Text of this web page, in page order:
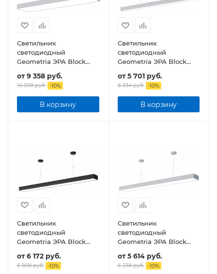
Светильник
светодиодный
Geometria ЭРА Block
4000К 7200Лм IP40
1200*300*60 подвесной
от9 358 руб.
10 398 руб. -10%
В корзину
Светильник
светодиодный
Geometria ЭРА Block
4000К 1750Лм IP40
1200*70*50 подвесной
от5 701 руб.
6 334 руб. -10%
В корзину
Светильник
светодиодный
Geometria ЭРА Block
4000К 3100Лм IP40
1200*100*50 подвесной
от6 172 руб.
6 858 руб. -10%
Светильник
светодиодный
Geometria ЭРА Block
4000К 2800Лм IP40
1200*130*50 подвесной
от5 614 руб.
6 238 руб. -10%